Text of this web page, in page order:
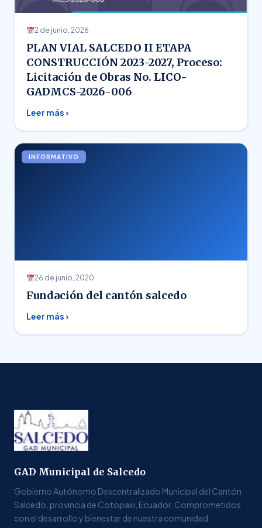
2 de junio, 2026
PLAN VIAL SALCEDO II ETAPA
CONSTRUCCIÓN 2023-2027, Proceso:
Licitación de Obras No. LICO-
GADMCS-2026-006
Leer más ›
INFORMATIVO
26 de junio, 2020
Fundación del cantón salcedo
Leer más ›
GAD Municipal de Salcedo
Gobierno Autónomo Descentralizado Municipal del Cantón
Salcedo, provincia de Cotopaxi, Ecuador. Comprometidos
con el desarrollo y bienestar de nuestra comunidad.